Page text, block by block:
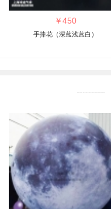
￥450
手捧花（深蓝浅蓝白）